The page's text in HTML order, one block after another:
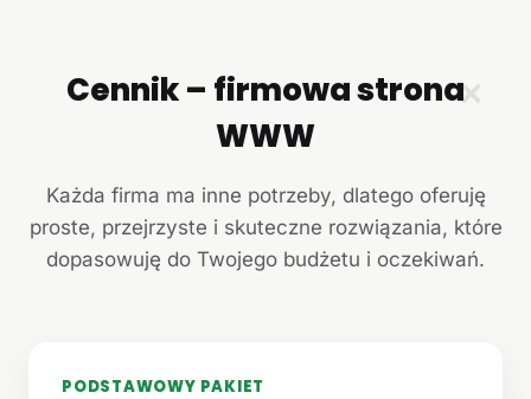
✕
Cennik – firmowa strona
WWW
Każda firma ma inne potrzeby, dlatego oferuję
proste, przejrzyste i skuteczne rozwiązania, które
dopasowuję do Twojego budżetu i oczekiwań.
PODSTAWOWY PAKIET